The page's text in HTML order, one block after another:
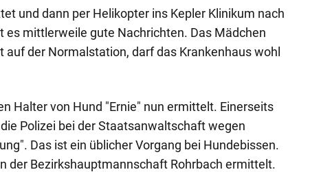
und dann per Helikopter ins Kepler Klinikum nach
es mittlerweile gute Nachrichten. Das Mädchen
auf der Normalstation, darf das Krankenhaus wohl
Halter von Hund "Ernie" nun ermittelt. Einerseits
Polizei bei der Staatsanwaltschaft wegen
Das ist ein üblicher Vorgang bei Hundebissen.
der Bezirkshauptmannschaft Rohrbach ermittelt.